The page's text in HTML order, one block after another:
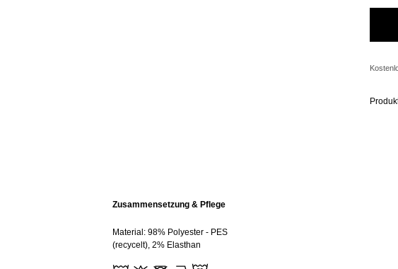
Zusammensetzung & Pflege
Material: 98% Polyester - PES
(recycelt), 2% Elasthan